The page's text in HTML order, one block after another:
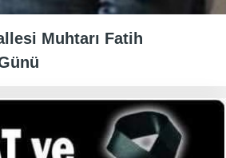
Muhtarı Fatih